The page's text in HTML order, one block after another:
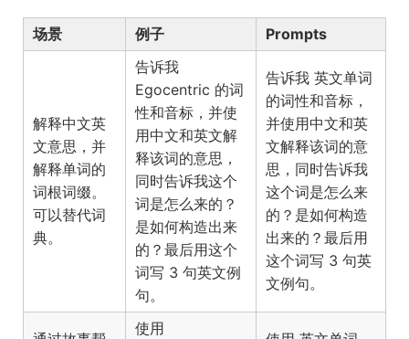
场景 例子 Prompts
解释中文英
文意思，并
解释单词的
词根词缀。
可以替代词
典。
告诉我
Egocentric 的词
性和音标，并使
用中文和英文解
释该词的意思，
同时告诉我这个
词是怎么来的？
是如何构造出来
的？最后用这个
词写 3 句英文例
句。
告诉我 英文单词
的词性和音标，
并使用中文和英
文解释该词的意
思，同时告诉我
这个词是怎么来
的？是如何构造
出来的？最后用
这个词写 3 句英
文例句。
使用